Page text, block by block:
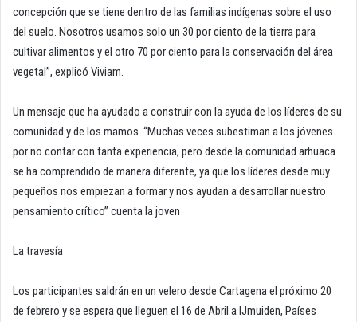
concepción que se tiene dentro de las familias indígenas sobre el uso
del suelo. Nosotros usamos solo un 30 por ciento de la tierra para
cultivar alimentos y el otro 70 por ciento para la conservación del área
vegetal”, explicó Viviam.
Un mensaje que ha ayudado a construir con la ayuda de los líderes de su
comunidad y de los mamos. “Muchas veces subestiman a los jóvenes
por no contar con tanta experiencia, pero desde la comunidad arhuaca
se ha comprendido de manera diferente, ya que los líderes desde muy
pequeños nos empiezan a formar y nos ayudan a desarrollar nuestro
pensamiento crítico” cuenta la joven
La travesía
Los participantes saldrán en un velero desde Cartagena el próximo 20
de febrero y se espera que lleguen el 16 de Abril a IJmuiden, Países